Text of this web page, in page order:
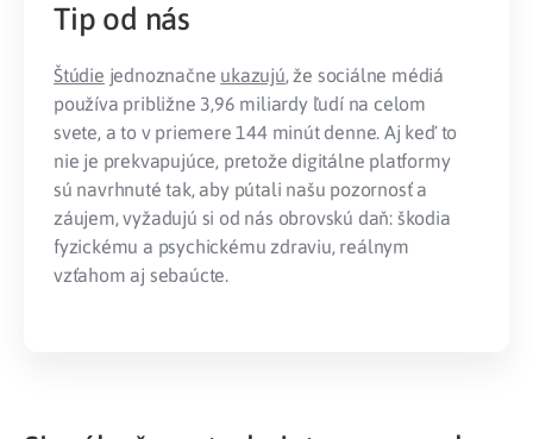
Tip od nás
Štúdie jednoznačne ukazujú, že sociálne médiá
používa približne 3,96 miliardy ľudí na celom
svete, a to v priemere 144 minút denne. Aj keď to
nie je prekvapujúce, pretože digitálne platformy
sú navrhnuté tak, aby pútali našu pozornosť a
záujem, vyžadujú si od nás obrovskú daň: škodia
fyzickému a psychickému zdraviu, reálnym
vzťahom aj sebaúcte.